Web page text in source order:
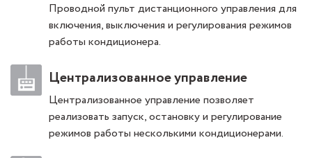
Проводной пульт дистанционного управления для
включения, выключения и регулирования режимов
работы кондиционера.
Централизованное управление
Централизованное управление позволяет
реализовать запуск, остановку и регулирование
режимов работы несколькими кондиционерами.